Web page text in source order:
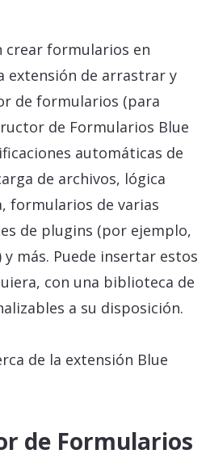
crear formularios en
extensión de arrastrar y
de formularios (para
de Formularios Blue
automáticas de
de archivos, lógica
formularios de varias
de plugins (por ejemplo,
y más. Puede insertar estos
con una biblioteca de
a su disposición.
de la extensión Blue
de Formularios